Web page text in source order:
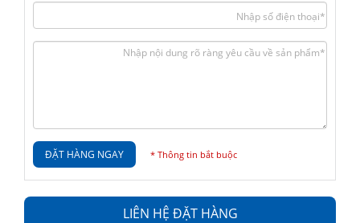
ĐẶT HÀNG NGAY * Thông tin bắt buộc
LIÊN HỆ ĐẶT HÀNG